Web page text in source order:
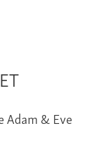
Adam & Eve